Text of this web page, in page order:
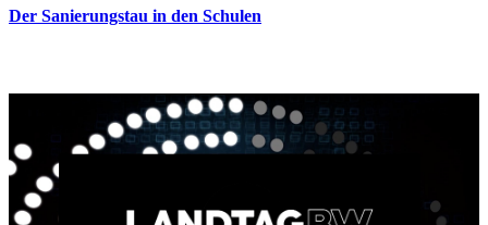
Der Sanierungstau in den Schulen